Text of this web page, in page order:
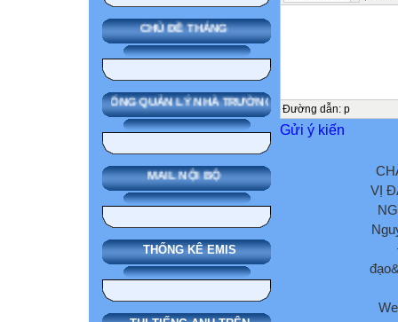
CHỦ ĐỀ THÁNG
SMAS HỆ THỐNG QUẢN LÝ NHÀ TRƯỜNG
MAIL NỘI BỘ
THỐNG KÊ EMIS
Đường dẫn: p
Gửi ý kiến
VỊ